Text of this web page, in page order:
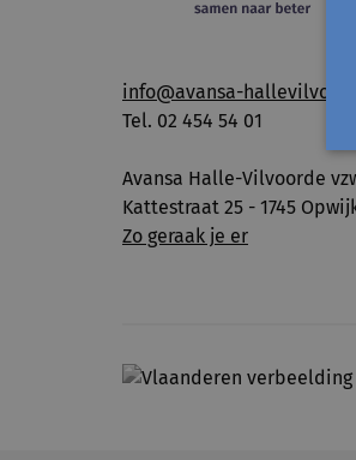
info@avansa-
Tel. 02 454 54 01
Avansa Halle-Vilvoorde
Kattestraat 25 - 1745
Zo geraak je er